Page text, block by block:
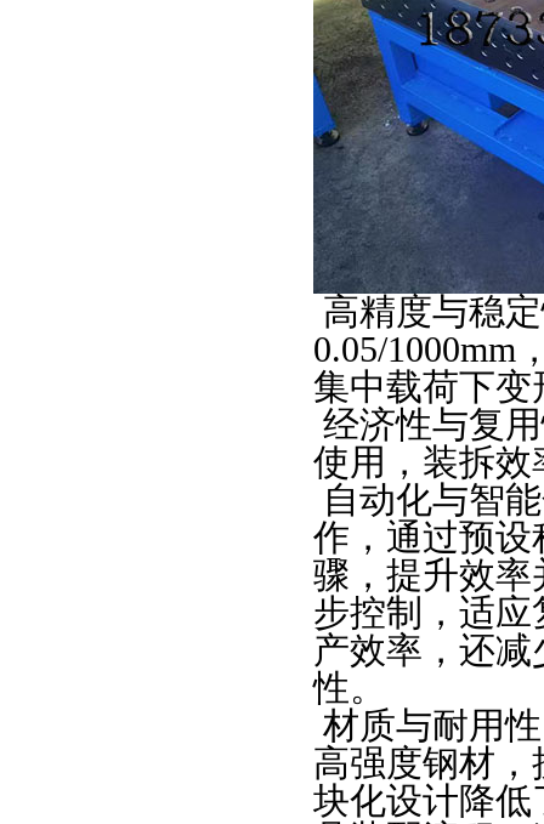
高精度与稳
0.05/1000mm
集中载荷下变
经济性与复
使用，装拆效
自动化与智
作，通过预设
骤，提升效率
步控制，适
产效率，还
性。
材质与耐用
高强度钢材
块化设计降低